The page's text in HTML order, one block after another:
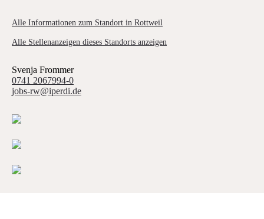
Alle Informationen zum Standort in Rottweil
Alle Stellenanzeigen dieses Standorts anzeigen
Svenja Frommer
0741 2067994-0
jobs-rw@iperdi.de